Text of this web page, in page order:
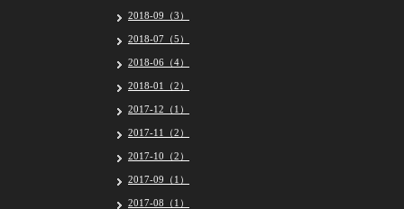
2018-09（3）
2018-07（5）
2018-06（4）
2018-01（2）
2017-12（1）
2017-11（2）
2017-10（2）
2017-09（1）
2017-08（1）